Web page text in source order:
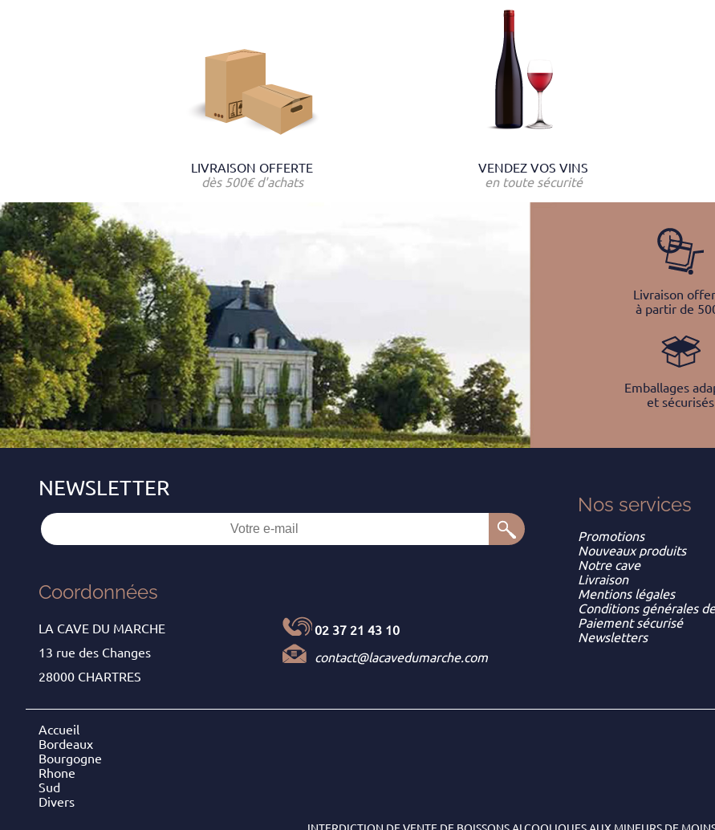
LIVRAISON OFFERTE
dès 500€ d'achats
VENDEZ VOS VINS
en toute sécurité
Livraison
à partir de
Emballages
et sécurisés
Coordonnées
LA CAVE DU MARCHE
13 rue des Changes
28000 CHARTRES
02 37 21 43 10
contact@lacavedumarche.com
Nos services
Promotions
Nouveaux produits
Notre cave
Livraison
Mentions légales
Conditions générales
Paiement sécurisé
Newsletters
Accueil
Bordeaux
Bourgogne
Rhone
Sud
Divers